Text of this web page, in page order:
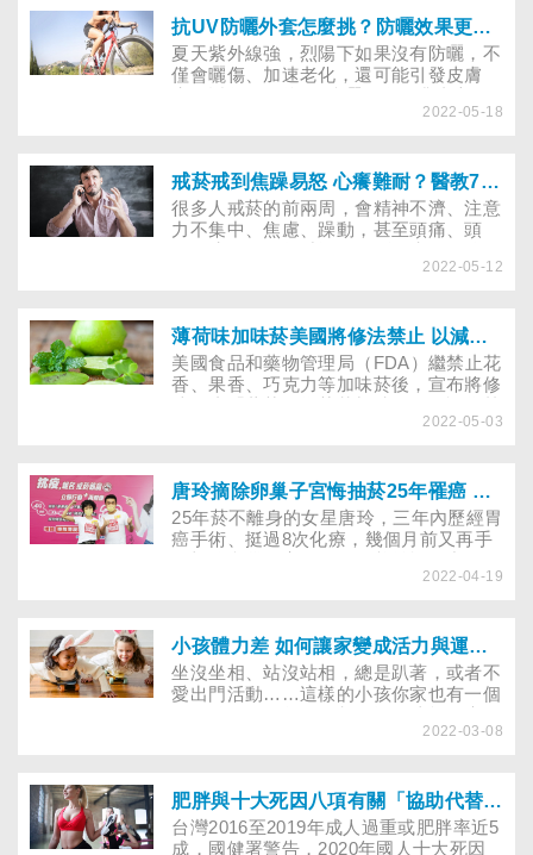
機」！
抗UV防曬外套怎麼挑？防曬效果更強、更涼感
夏天紫外線強，烈陽下如果沒有防曬，不
僅會曬傷、加速老化，還可能引發皮膚
「穿比不穿還涼」，真那麼厲害？到底穿
麼清洗保養？
2022-05-18
戒菸戒到焦躁易怒 心癢難耐？醫教7招克服心理依賴
很多人戒菸的前兩周，會精神不濟、注意
力不集中、焦慮、躁動，甚至頭痛、頭
要面對前述戒斷症狀，還要克服長期以來
2022-05-12
薄荷味加味菸美國將修法禁止 以減少青少年嘗試吸菸
美國食品和藥物管理局（FDA）繼禁止花
香、果香、巧克力等加味菸後，宣布將修
止薄荷在內的所有加味菸，可減少青少年
2022-05-03
唐玲摘除卵巢子宮悔抽菸25年罹癌 籲參加戒菸就贏活動、遠離菸害
25年菸不離身的女星唐玲，三年內歷經胃
癌手術、挺過8次化療，幾個月前又再手
她，公開自身吸菸、戒菸與罹癌等菸害經
2022-04-19
小孩體力差 如何讓家變成活力與運動啟蒙地
坐沒坐相、站沒站相，總是趴著，或者不
愛出門活動……這樣的小孩你家也有一個
但每天宅在家，小孩體力是否越來越差？
衡感？家長可用哪些居家運動或幼兒體操
引導「沙發馬鈴薯小孩」變得更有活力？
2022-03-08
肥胖與十大死因八項有關「協助代替歧視+輕卡健身操」改善肥胖與憂鬱
台灣2016至2019年成人過重或肥胖率近5
成，國健署警告，2020年國人十大死因